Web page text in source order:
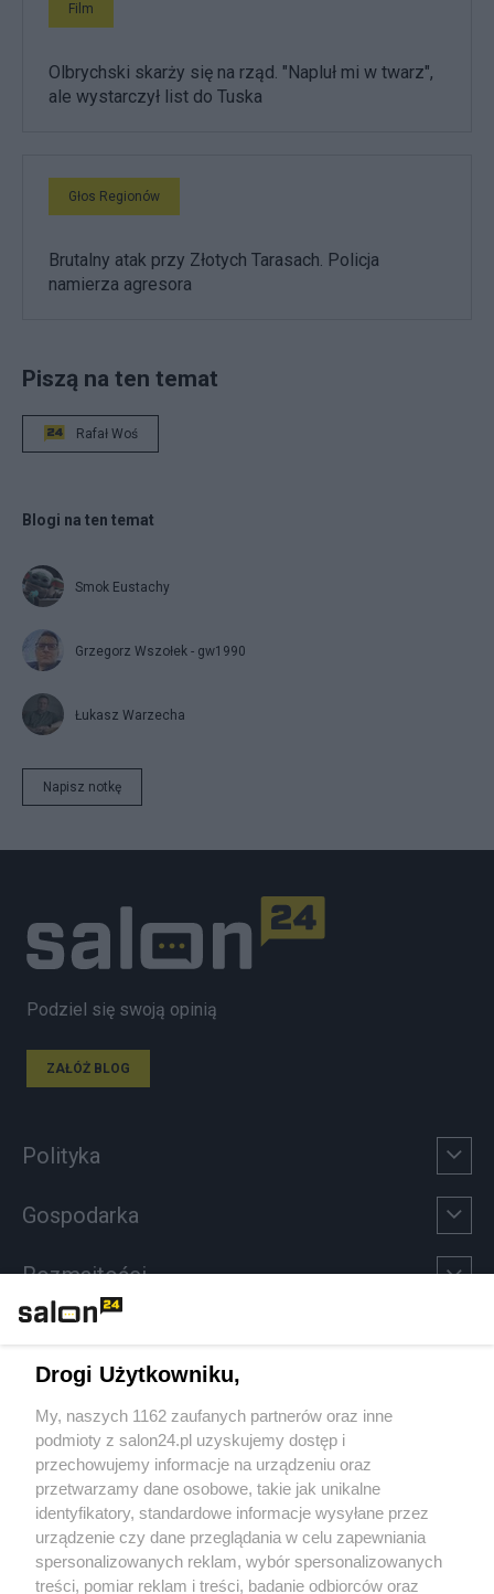
Film
Olbrychski skarży się na rząd. "Napluł mi w twarz",
ale wystarczył list do Tuska
Głos Regionów
Brutalny atak przy Złotych Tarasach. Policja
namierza agresora
Piszą na ten temat
Rafał Woś
Blogi na ten temat
Smok Eustachy
Grzegorz Wszołek - gw1990
Łukasz Warzecha
Napisz notkę
Podziel się swoją opinią
ZAŁÓŻ BLOG
Polityka
Gospodarka
Rozmaitości
Sport
Społeczeństwo
Kultura
Drogi Użytkowniku,
My, naszych 1162 zaufanych partnerów oraz inne
podmioty z salon24.pl uzyskujemy dostęp i
przechowujemy informacje na urządzeniu oraz
przetwarzamy dane osobowe, takie jak unikalne
identyfikatory, standardowe informacje wysyłane przez
urządzenie czy dane przeglądania w celu zapewniania
spersonalizowanych reklam, wybór spersonalizowanych
treści, pomiar reklam i treści, badanie odbiorców oraz